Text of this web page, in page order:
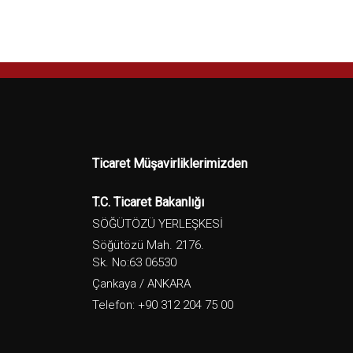
Ticaret Müşavirliklerimizden
T.C. Ticaret Bakanlığı
SÖĞÜTÖZÜ YERLEŞKESİ
Söğütözü Mah. 2176.
Sk. No:63 06530
Çankaya / ANKARA
Telefon: +90 312 204 75 00